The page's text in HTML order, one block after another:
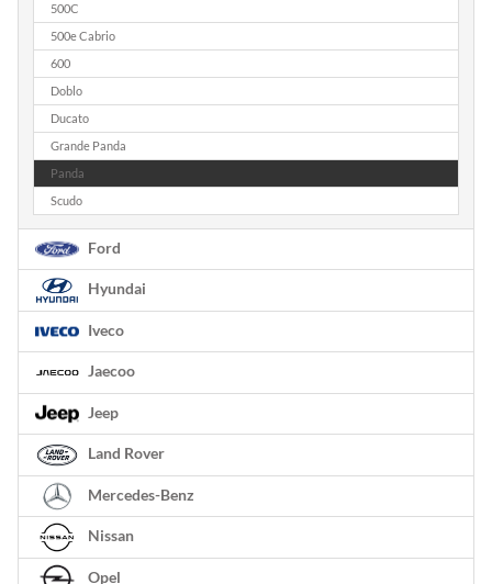
500C
500e Cabrio
600
Doblo
Ducato
Grande Panda
Panda
Scudo
Ford
Hyundai
Iveco
Jaecoo
Jeep
Land Rover
Mercedes-Benz
Nissan
Opel